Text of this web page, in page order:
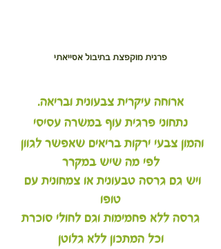
פרגית מוקפצת בתיבול אסייאתי
ארוחה עיקרית צבעונית ובריאה.
נתחוני פרגית עוף במשרה עסיסי
והמון צבעי ירקות בריאים שאפשר לגוון
לפי מה שיש במקרר
ויש גם גרסה טבעונית או צמחונית עם
טופו
גרסה ללא פחמימות וגם לחולי סוכרת
וכל המתכון ללא גלוטן